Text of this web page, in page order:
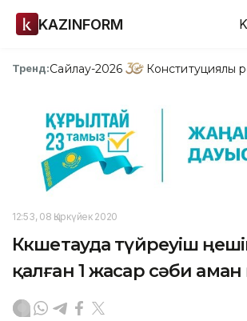
KAZINFORM
Тренд:Сайлау-2026 Конституциялық
12:53, 08 Қыркүйек 2020
Көкшетауда түйреуіш
қалған 1 жасар сәби